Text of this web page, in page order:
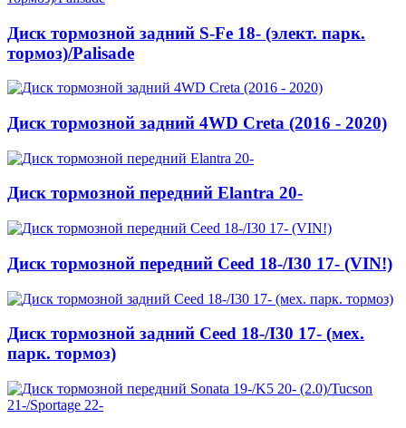
Диск тормозной задний S-Fe 18- (элект. парк.
тормоз)/Palisade
Диск тормозной задний 4WD Creta (2016 - 2020)
Диск тормозной передний Elantra 20-
Диск тормозной передний Ceed 18-/I30 17- (VIN!)
Диск тормозной задний Ceed 18-/I30 17- (мех.
парк. тормоз)